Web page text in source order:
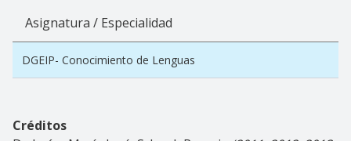
Asignatura / Especialidad
DGEIP- Conocimiento de Lenguas
Créditos